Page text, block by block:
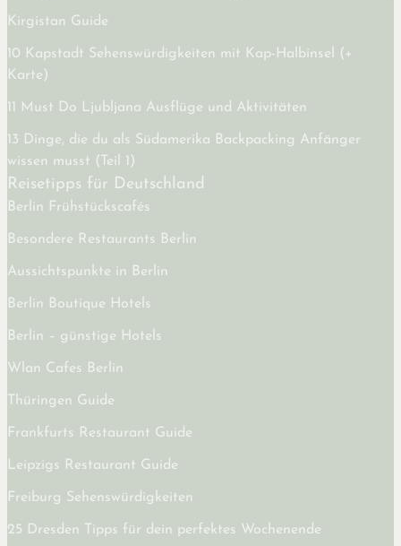
Kirgistan Guide
10 Kapstadt Sehenswürdigkeiten mit Kap-Halbinsel (+
Karte)
11 Must Do Ljubljana Ausflüge und Aktivitäten
13 Dinge, die du als Südamerika Backpacking Anfänger
wissen musst (Teil 1)
Reisetipps für Deutschland
Berlin Frühstückscafés
Besondere Restaurants Berlin
Aussichtspunkte in Berlin
Berlin Boutique Hotels
Berlin – günstige Hotels
Wlan Cafes Berlin
Thüringen Guide
Frankfurts Restaurant Guide
Leipzigs Restaurant Guide
Freiburg Sehenswürdigkeiten
25 Dresden Tipps für dein perfektes Wochenende